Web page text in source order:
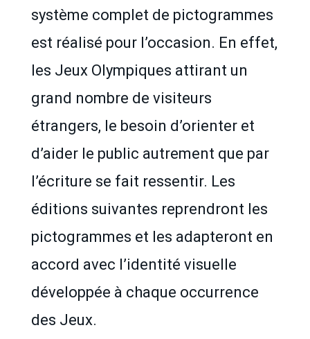
système complet de pictogrammes
est réalisé pour l’occasion. En effet,
les Jeux Olympiques attirant un
grand nombre de visiteurs
étrangers, le besoin d’orienter et
d’aider le public autrement que par
l’écriture se fait ressentir. Les
éditions suivantes reprendront les
pictogrammes et les adapteront en
accord avec l’identité visuelle
développée à chaque occurrence
des Jeux.